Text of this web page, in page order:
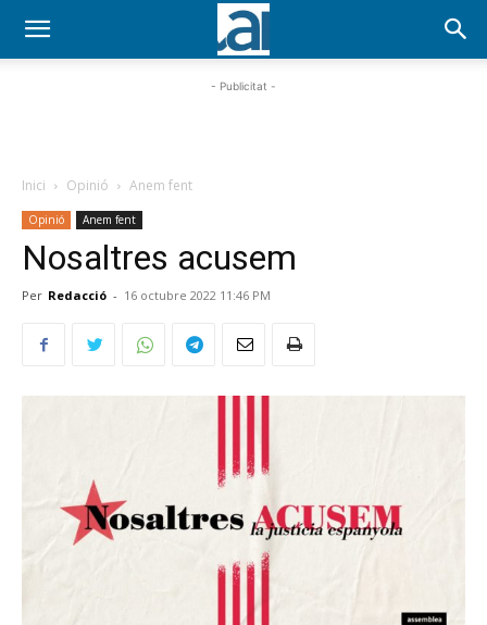
- Publicitat -
Inici Opinió Anem fent
Opinió Anem fent
Nosaltres acusem
Per Redacció - 16 octubre 2022 11:46 PM